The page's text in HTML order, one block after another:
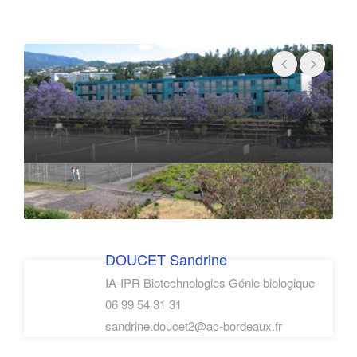
• Vectorisation
Sciences et techniques - Ingénierie
Concept de base
• Mathématiques appliquées
• Thermodynamique
• Rhéologie
• Bioinformatique
• Data management: Programmation
• Biophysique médicale
DOUCET Sandrine
IA-IPR Biotechnologies Génie biologique
06 99 54 31 31
sandrine.doucet2@ac-bordeaux.fr